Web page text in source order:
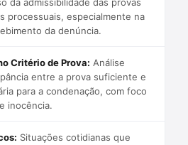
da admissibilidade das provas
processuais, especialmente na
da denúncia.
Critério de Prova: Análise
entre a prova suficiente e
para a condenação, com foco
inocência.
Situações cotidianas que